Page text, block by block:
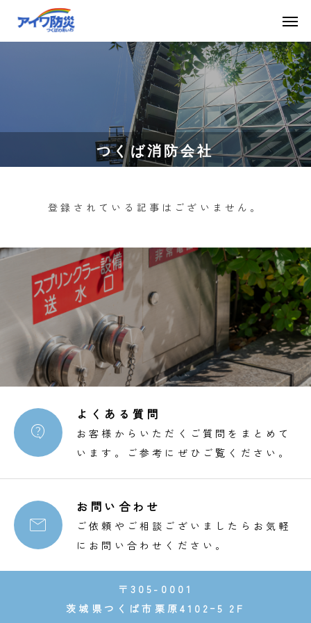
つくば消防会社
登録されている記事はございません。

よくある質問
お客様からいただくご質問をまとめて
います。ご参考にぜひご覧ください。

お問い合わせ
ご依頼やご相談ございましたらお気軽
にお問い合わせください。
〒305-0001
茨城県つくば市栗原4102ｰ5 2F